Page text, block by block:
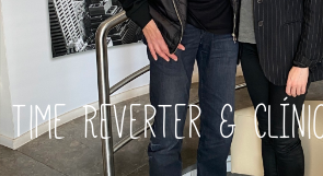
Time Reverter &